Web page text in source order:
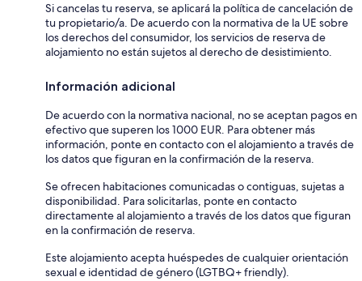
Si cancelas tu reserva, se aplicará la política de cancelación de
tu propietario/a. De acuerdo con la normativa de la UE sobre
los derechos del consumidor, los servicios de reserva de
alojamiento no están sujetos al derecho de desistimiento.
Información adicional
De acuerdo con la normativa nacional, no se aceptan pagos en
efectivo que superen los 1000 EUR. Para obtener más
información, ponte en contacto con el alojamiento a través de
los datos que figuran en la confirmación de la reserva.
Se ofrecen habitaciones comunicadas o contiguas, sujetas a
disponibilidad. Para solicitarlas, ponte en contacto
directamente al alojamiento a través de los datos que figuran
en la confirmación de reserva.
Este alojamiento acepta huéspedes de cualquier orientación
sexual e identidad de género (LGTBQ+ friendly).